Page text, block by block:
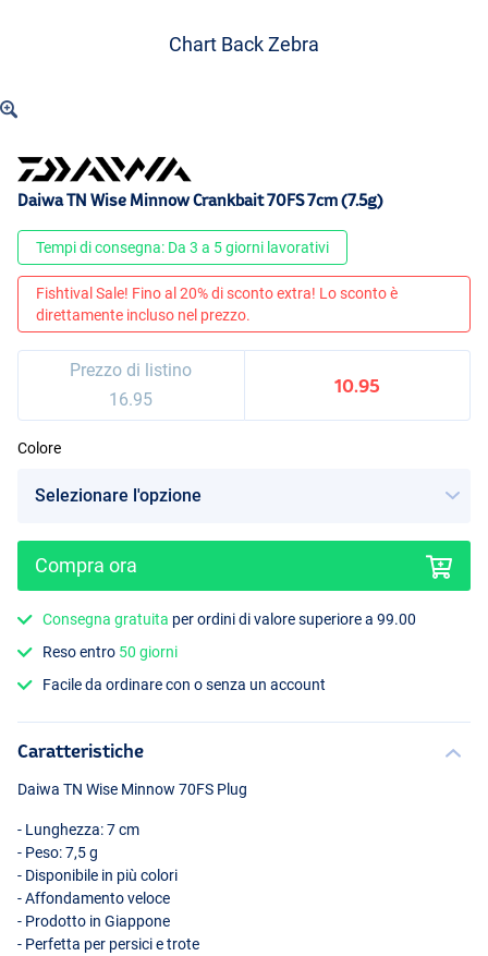
Chart Back Zebra
Aurora Sunset Laser
Daiwa TN Wise Minnow Crankbait 70FS 7cm (7.5g)
Tempi di consegna: Da 3 a 5 giorni lavorativi
Fishtival Sale! Fino al 20% di sconto extra! Lo sconto è
direttamente incluso nel prezzo.
Prezzo di listino
16.95
10.95
Colore
Compra ora
Consegna gratuita per ordini di valore superiore a 99.00
Reso entro 50 giorni
Facile da ordinare con o senza un account
Caratteristiche
Daiwa TN Wise Minnow 70FS Plug
- Lunghezza: 7 cm
- Peso: 7,5 g
- Disponibile in più colori
- Affondamento veloce
- Prodotto in Giappone
- Perfetta per persici e trote